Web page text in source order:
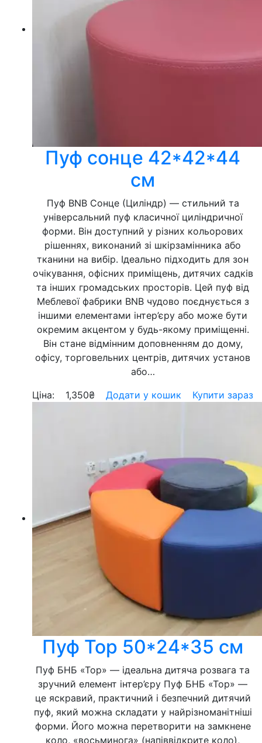
Пуф сонце 42*42*44
см
Пуф BNB Сонце (Циліндр) — стильний та
універсальний пуф класичної циліндричної
форми. Він доступний у різних кольорових
рішеннях, виконаний зі шкірзамінника або
тканини на вибір. Ідеально підходить для зон
очікування, офісних приміщень, дитячих садків
та інших громадських просторів. Цей пуф від
Меблевої фабрики BNB чудово поєднується з
іншими елементами інтер’єру або може бути
окремим акцентом у будь-якому приміщенні.
Він стане відмінним доповненням до дому,
офісу, торговельних центрів, дитячих установ
або…
Ціна:
1,350₴ Додати у кошик Купити зараз
Пуф Тор 50*24*35 см
Пуф БНБ «Тор» — ідеальна дитяча розвага та
зручний елемент інтер’єру Пуф БНБ «Тор» —
це яскравий, практичний і безпечний дитячий
пуф, який можна складати у найрізноманітніші
форми. Його можна перетворити на замкнене
коло, «восьминога» (напіввідкрите коло),